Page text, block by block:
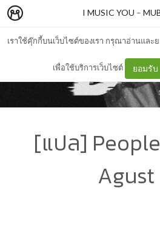
เราใช้คุ๊กกี้บนเว็บไซต์ของเรา กรุณาอ่านและ
เพื่อใช้บริการเว็บไซต์ ยอมรับ
I MUSIC YOU –
[แปล]
Agust